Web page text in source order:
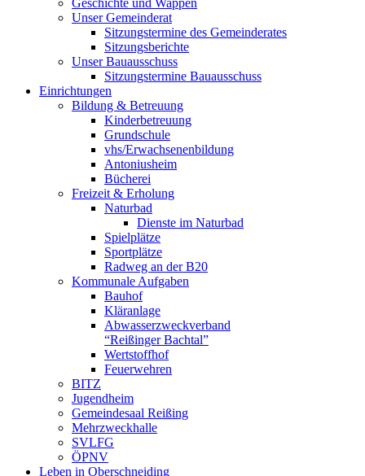
Geschichte und Wappen
Unser Gemeinderat
Sitzungstermine des Gemeinderates
Sitzungsberichte
Unser Bauausschuss
Sitzungstermine Bauausschuss
Einrichtungen
Bildung & Betreuung
Kinderbetreuung
Grundschule
vhs/Erwachsenenbildung
Antoniusheim
Bücherei
Freizeit & Erholung
Naturbad
Dienste im Naturbad
Spielplätze
Sportplätze
Radweg an der B20
Kommunale Aufgaben
Bauhof
Kläranlage
Abwasserzweckverband
“Reißinger Bachtal”
Wertstoffhof
Feuerwehren
BITZ
Jugendheim
Gemeindesaal Reißing
Mehrzweckhalle
SVLFG
ÖPNV
Leben in Oberschneiding